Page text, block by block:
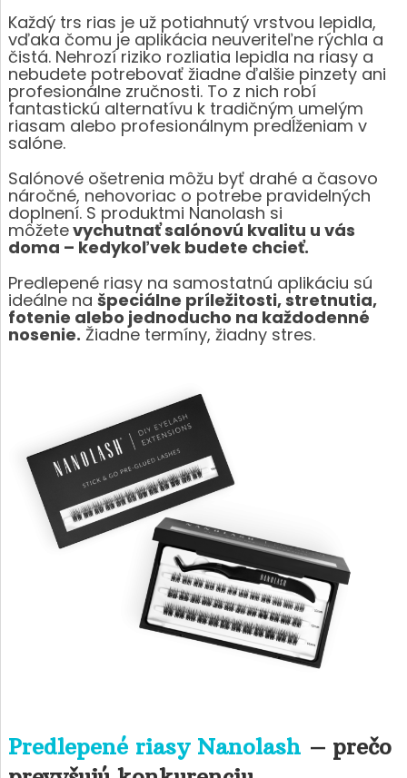
Každý trs rias je už potiahnutý vrstvou lepidla,
vďaka čomu je aplikácia neuveriteľne rýchla a
čistá. Nehrozí riziko rozliatia lepidla na riasy a
nebudete potrebovať žiadne ďalšie pinzety ani
profesionálne zručnosti. To z nich robí
fantastickú alternatívu k tradičným umelým
riasam alebo profesionálnym predĺženiam v
salóne.
Salónové ošetrenia môžu byť drahé a časovo
náročné, nehovoriac o potrebe pravidelných
doplnení. S produktmi Nanolash si
môžetevychutnať salónovú kvalitu u vás
doma – kedykoľvek budete chcieť.
Predlepené riasy na samostatnú aplikáciu sú
ideálne na špeciálne príležitosti, stretnutia,
fotenie alebo jednoducho na každodenné
nosenie. Žiadne termíny, žiadny stres.
Predlepené riasy Nanolash– prečo